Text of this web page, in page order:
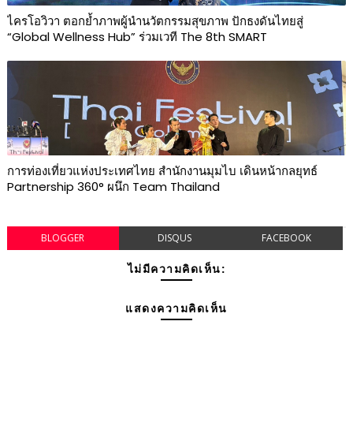
ไครโอวิวา ตอกย้ำภาพผู้นำนวัตกรรมสุขภาพ ปักธงดันไทยสู่
“Global Wellness Hub” ร่วมเวที The 8th SMART
การท่องเที่ยวแห่งประเทศไทย สำนักงานมุมไบ เดินหน้ากลยุทธ์
Partnership 360° ผนึก Team Thailand
BLOGGER DISQUS FACEBOOK
ไม่มีความคิดเห็น:
แสดงความคิดเห็น